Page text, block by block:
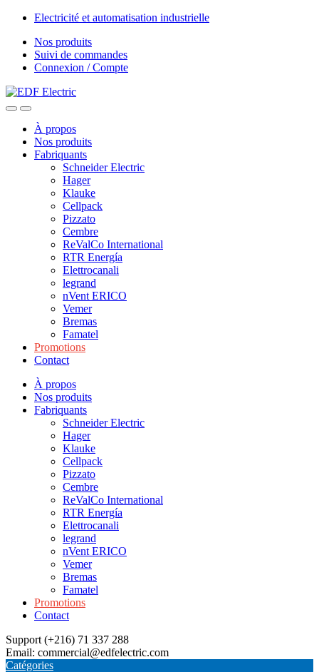
Skip
navigation
Skip
content
Electricité et automatisation industrielle
Nos produits
Suivi de commandes
Connexion / Compte
À propos
Nos produits
Fabriquants
Schneider Electric
Hager
Klauke
Cellpack
Pizzato
Cembre
ReValCo International
RTR Energía
Elettrocanali
legrand
nVent ERICO
Vemer
Bremas
Famatel
Promotions
Contact
À propos
Nos produits
Fabriquants
Schneider Electric
Hager
Klauke
Cellpack
Pizzato
Cembre
ReValCo International
RTR Energía
Elettrocanali
legrand
nVent ERICO
Vemer
Bremas
Famatel
Promotions
Contact
Support (+216) 71 337 288
Email: commercial@edfelectric.com
Catégories